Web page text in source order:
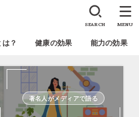
は？ 健康の効果 能力の効果
SEARCH MENU
著名人がメディアで語る